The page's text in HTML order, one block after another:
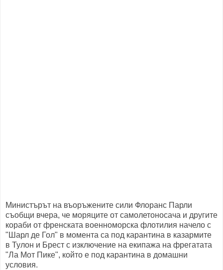
Министърът на въоръжените сили Флоранс Парли
съобщи вчера, че моряците от самолетоносача и другите
кораби от френската военноморска флотилия начело с
"Шарл де Гол" в момента са под карантина в казармите
в Тулон и Брест с изключение на екипажа на фрегатата
"Ла Мот Пике", който е под карантина в домашни
условия.